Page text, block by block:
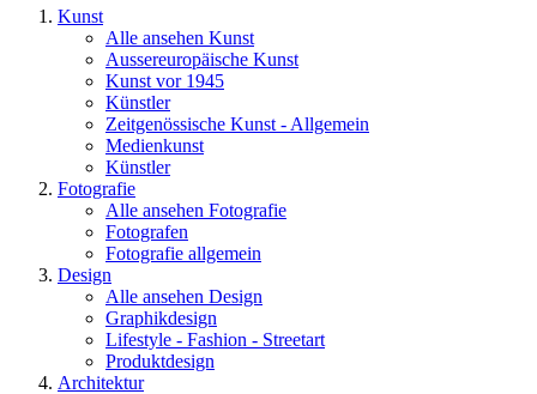
Kunst
Alle ansehen Kunst
Aussereuropäische Kunst
Kunst vor 1945
Künstler
Zeitgenössische Kunst - Allgemein
Medienkunst
Künstler
Fotografie
Alle ansehen Fotografie
Fotografen
Fotografie allgemein
Design
Alle ansehen Design
Graphikdesign
Lifestyle - Fashion - Streetart
Produktdesign
Architektur